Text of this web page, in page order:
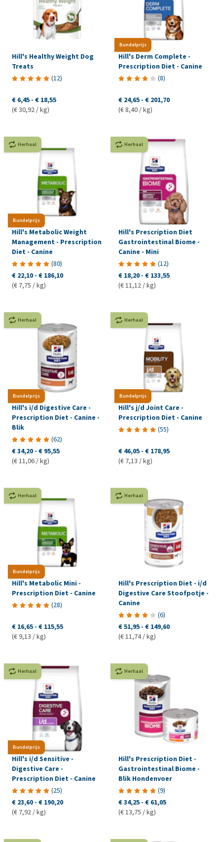
Hill's Healthy Weight Dog
Treats
(12)
€ 6,45 - € 18,55
(€ 30,92 / kg)
Bundelprijs
Hill's Derm Complete -
Prescription Diet - Canine
(8)
€ 24,65 - € 201,70
(€ 8,40 / kg)
Bundelprijs
Herhaal
Hill's Metabolic Weight
Management - Prescription
Diet - Canine
(80)
€ 22,10 - € 186,10
(€ 7,75 / kg)
Herhaal
Hill's Prescription Diet
Gastrointestinal Biome -
Canine - Mini
(12)
€ 18,20 - € 133,55
(€ 11,12 / kg)
Bundelprijs
Herhaal
Hill's i/d Digestive Care -
Prescription Diet - Canine -
Blik
(62)
€ 34,20 - € 95,55
(€ 11,06 / kg)
Bundelprijs
Herhaal
Hill's j/d Joint Care -
Prescription Diet - Canine
(55)
€ 46,05 - € 178,95
(€ 7,13 / kg)
Bundelprijs
Herhaal
Hill's Metabolic Mini -
Prescription Diet - Canine
(28)
€ 16,65 - € 115,55
(€ 9,13 / kg)
Herhaal
Hill's Prescription Diet - i/d
Digestive Care Stoofpotje -
Canine
(6)
€ 51,95 - € 149,60
(€ 11,74 / kg)
Bundelprijs
Herhaal
Hill's i/d Sensitive -
Digestive Care -
Prescription Diet - Canine
(25)
€ 23,60 - € 190,20
(€ 7,92 / kg)
Herhaal
Hill's Prescription Diet -
Gastrointestinal Biome -
Blik Hondenvoer
(9)
€ 34,25 - € 61,05
(€ 13,75 / kg)